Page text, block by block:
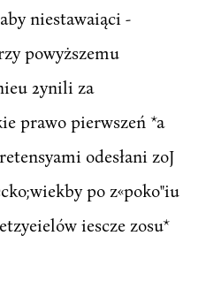
niestawaiąci -
powyższemu
2ynili za
prawo pierwszeń *a
odesłani zoJ
po z«poko"iu
iescze zosu*